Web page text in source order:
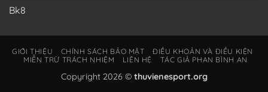
Bk8
GIỚI THIỆU CHÍNH SÁCH BẢO MẬT
ĐIỀU KHOẢN VÀ ĐIỀU KIỆN
MIỄN TRỪ TRÁCH NHIỆM
LIÊN HỆ TÁC GIẢ PHAN BÌNH AN
Copyright 2026 © thuvienesport.org